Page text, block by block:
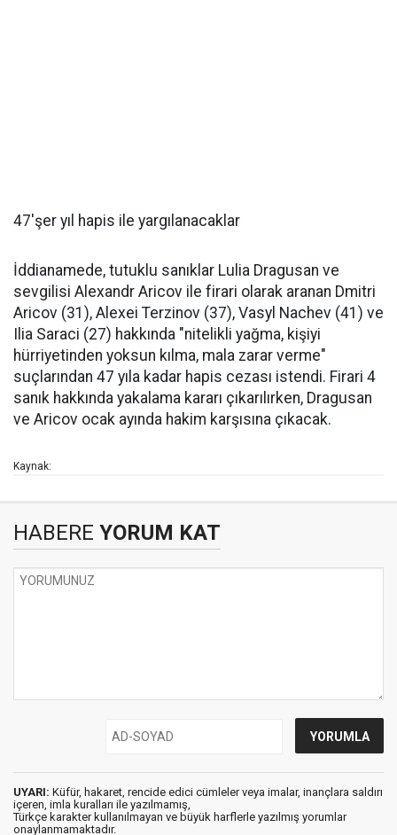
47'şer yıl hapis ile yargılanacaklar
İddianamede, tutuklu sanıklar Lulia Dragusan ve
sevgilisi Alexandr Aricov ile firari olarak aranan Dmitri
Aricov (31), Alexei Terzinov (37), Vasyl Nachev (41) ve
Ilia Saraci (27) hakkında "nitelikli yağma, kişiyi
hürriyetinden yoksun kılma, mala zarar verme"
suçlarından 47 yıla kadar hapis cezası istendi. Firari 4
sanık hakkında yakalama kararı çıkarılırken, Dragusan
ve Aricov ocak ayında hakim karşısına çıkacak.
Kaynak:
HABERE YORUM KAT
UYARI: Küfür, hakaret, rencide edici cümleler veya imalar, inançlara saldırı
içeren, imla kuralları ile yazılmamış,
Türkçe karakter kullanılmayan ve büyük harflerle yazılmış yorumlar
onaylanmamaktadır.